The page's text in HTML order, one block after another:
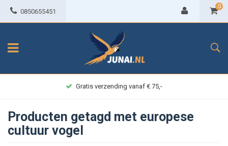
0850655451
0
Gratis verzending vanaf € 75,-
Producten getagd met europese
cultuur vogel